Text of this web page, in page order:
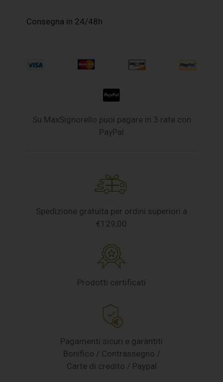
Consegna in 24/48h
Su MaxSignorello puoi pagare in 3 rate con
PayPal
Spedizione gratuita per ordini superiori a
€129,00
Prodotti certificati
Pagamenti sicuri e garantiti
Bonifico / Contrassegno /
Carte di credito / Paypal